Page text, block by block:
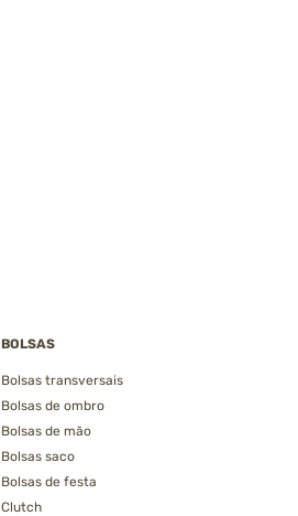
BOLSAS
Bolsas transversais
Bolsas de ombro
Bolsas de mão
Bolsas saco
Bolsas de festa
Clutch